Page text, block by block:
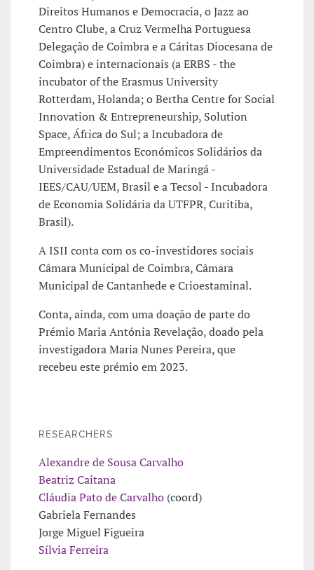
Direitos Humanos e Democracia, o Jazz ao
Centro Clube, a Cruz Vermelha Portuguesa
Delegação de Coimbra e a Cáritas Diocesana de
Coimbra) e internacionais (a ERBS - the
incubator of the Erasmus University
Rotterdam, Holanda; o Bertha Centre for Social
Innovation & Entrepreneurship, Solution
Space, África do Sul; a Incubadora de
Empreendimentos Económicos Solidários da
Universidade Estadual de Maringá -
IEES/CAU/UEM, Brasil e a Tecsol - Incubadora
de Economia Solidária da UTFPR, Curitiba,
Brasil).
A ISII conta com os co-investidores sociais
Câmara Municipal de Coimbra, Câmara
Municipal de Cantanhede e Crioestaminal.
Conta, ainda, com uma doação de parte do
Prémio Maria Antónia Revelação, doado pela
investigadora Maria Nunes Pereira, que
recebeu este prémio em 2023.
RESEARCHERS
Alexandre de Sousa Carvalho
Beatriz Caitana
Cláudia Pato de Carvalho (coord)
Gabriela Fernandes
Jorge Miguel Figueira
Sílvia Ferreira